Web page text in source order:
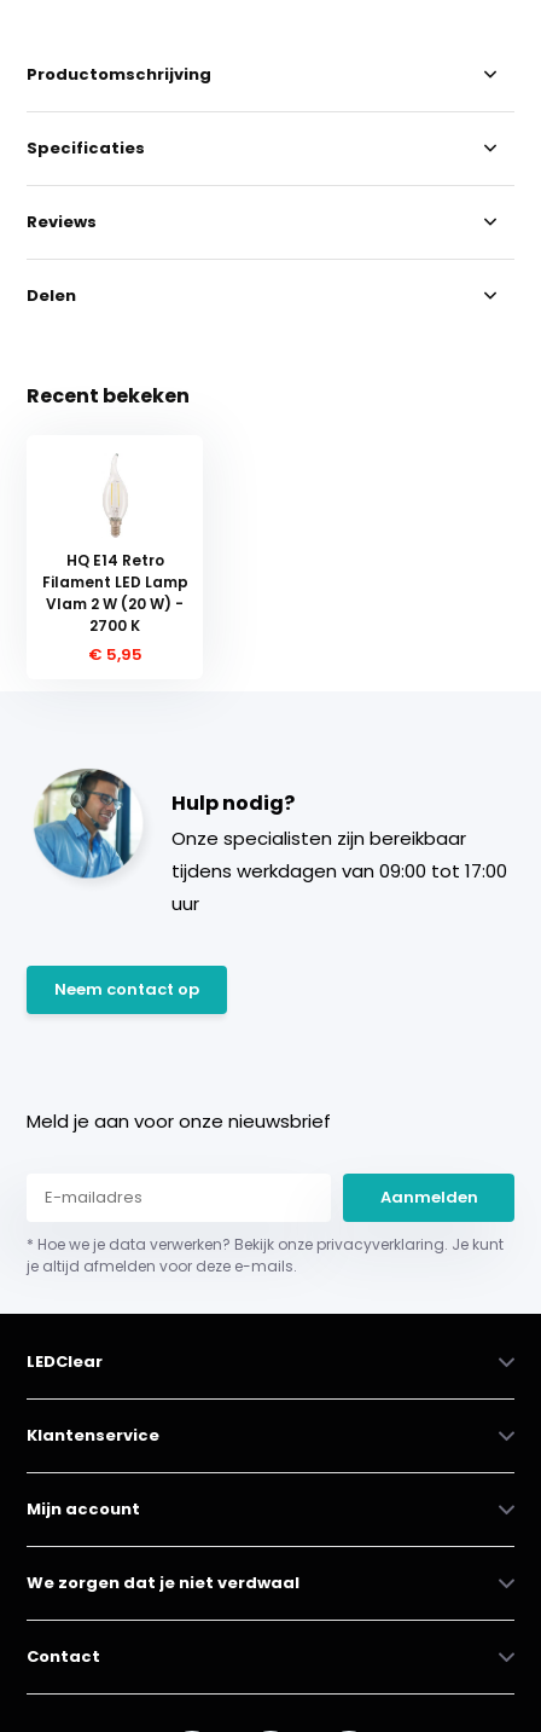
Productomschrijving
Specificaties
Reviews
Delen
Recent bekeken
HQ E14 Retro
Filament LED Lamp
Vlam 2 W (20 W) -
2700 K
€ 5,95
Hulp nodig?
Onze specialisten zijn bereikbaar
tijdens werkdagen van 09:00 tot 17:00
uur
Neem contact op
Meld je aan voor onze nieuwsbrief
Aanmelden
* Hoe we je data verwerken? Bekijk onze privacyverklaring. Je kunt
je altijd afmelden voor deze e-mails.
LEDClear
Klantenservice
Mijn account
We zorgen dat je niet verdwaal
Contact